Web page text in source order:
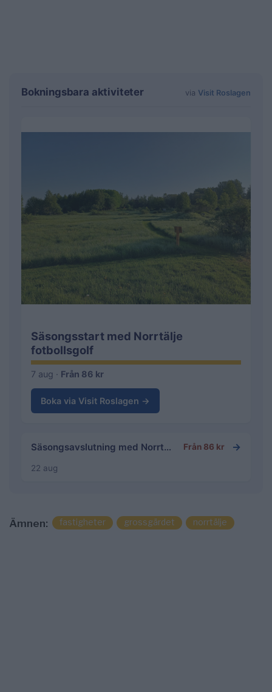
Bokningsbara aktiviteter via Visit Roslagen
Säsongsstart med Norrtälje
fotbollsgolf
7 aug · Från 86 kr
Boka via Visit Roslagen →
Säsongsavslutning med Norrtälje fotbollsgolf
22 aug
Från 86 kr →
Ämnen: fastigheter grossgärdet norrtälje